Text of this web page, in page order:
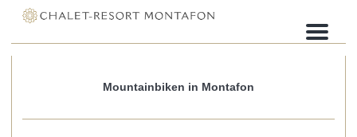
M
e
Mountainbiken in Montafon